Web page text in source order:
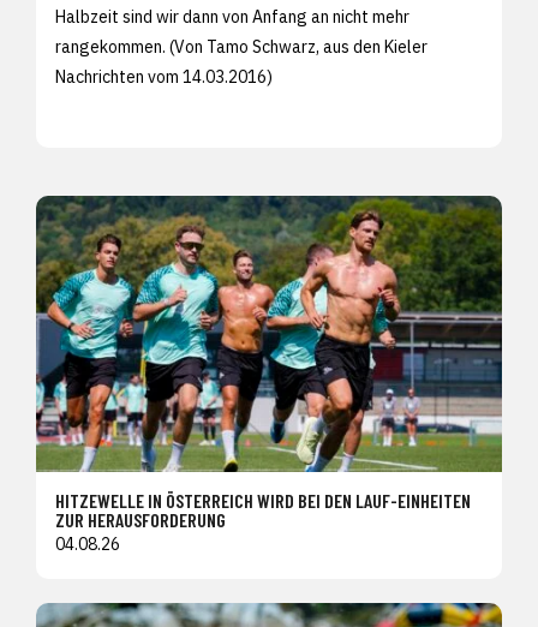
Halbzeit sind wir dann von Anfang an nicht mehr
rangekommen. (Von Tamo Schwarz, aus den Kieler
Nachrichten vom 14.03.2016)
HITZEWELLE IN ÖSTERREICH WIRD BEI DEN LAUF-EINHEITEN
ZUR HERAUSFORDERUNG
04.08.26